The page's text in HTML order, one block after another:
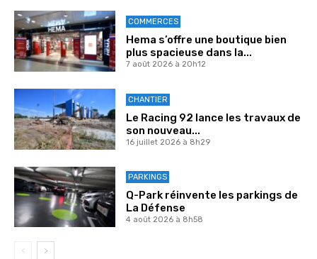
COMMERCES
Hema s’offre une boutique bien
plus spacieuse dans la...
7 août 2026 à 20h12
CHANTIER
Le Racing 92 lance les travaux de
son nouveau...
16 juillet 2026 à 8h29
PARKINGS
Q-Park réinvente les parkings de
La Défense
4 août 2026 à 8h58